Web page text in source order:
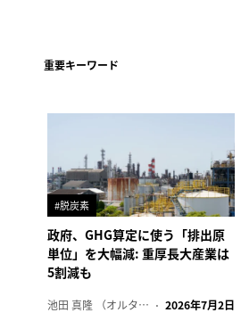
重要キーワード
#脱炭素
政府、GHG算定に使う「排出原
単位」を大幅減: 重厚長大産業は
5割減も
池田 真隆 （オルタナ輪番編集長） 2026年7月2日